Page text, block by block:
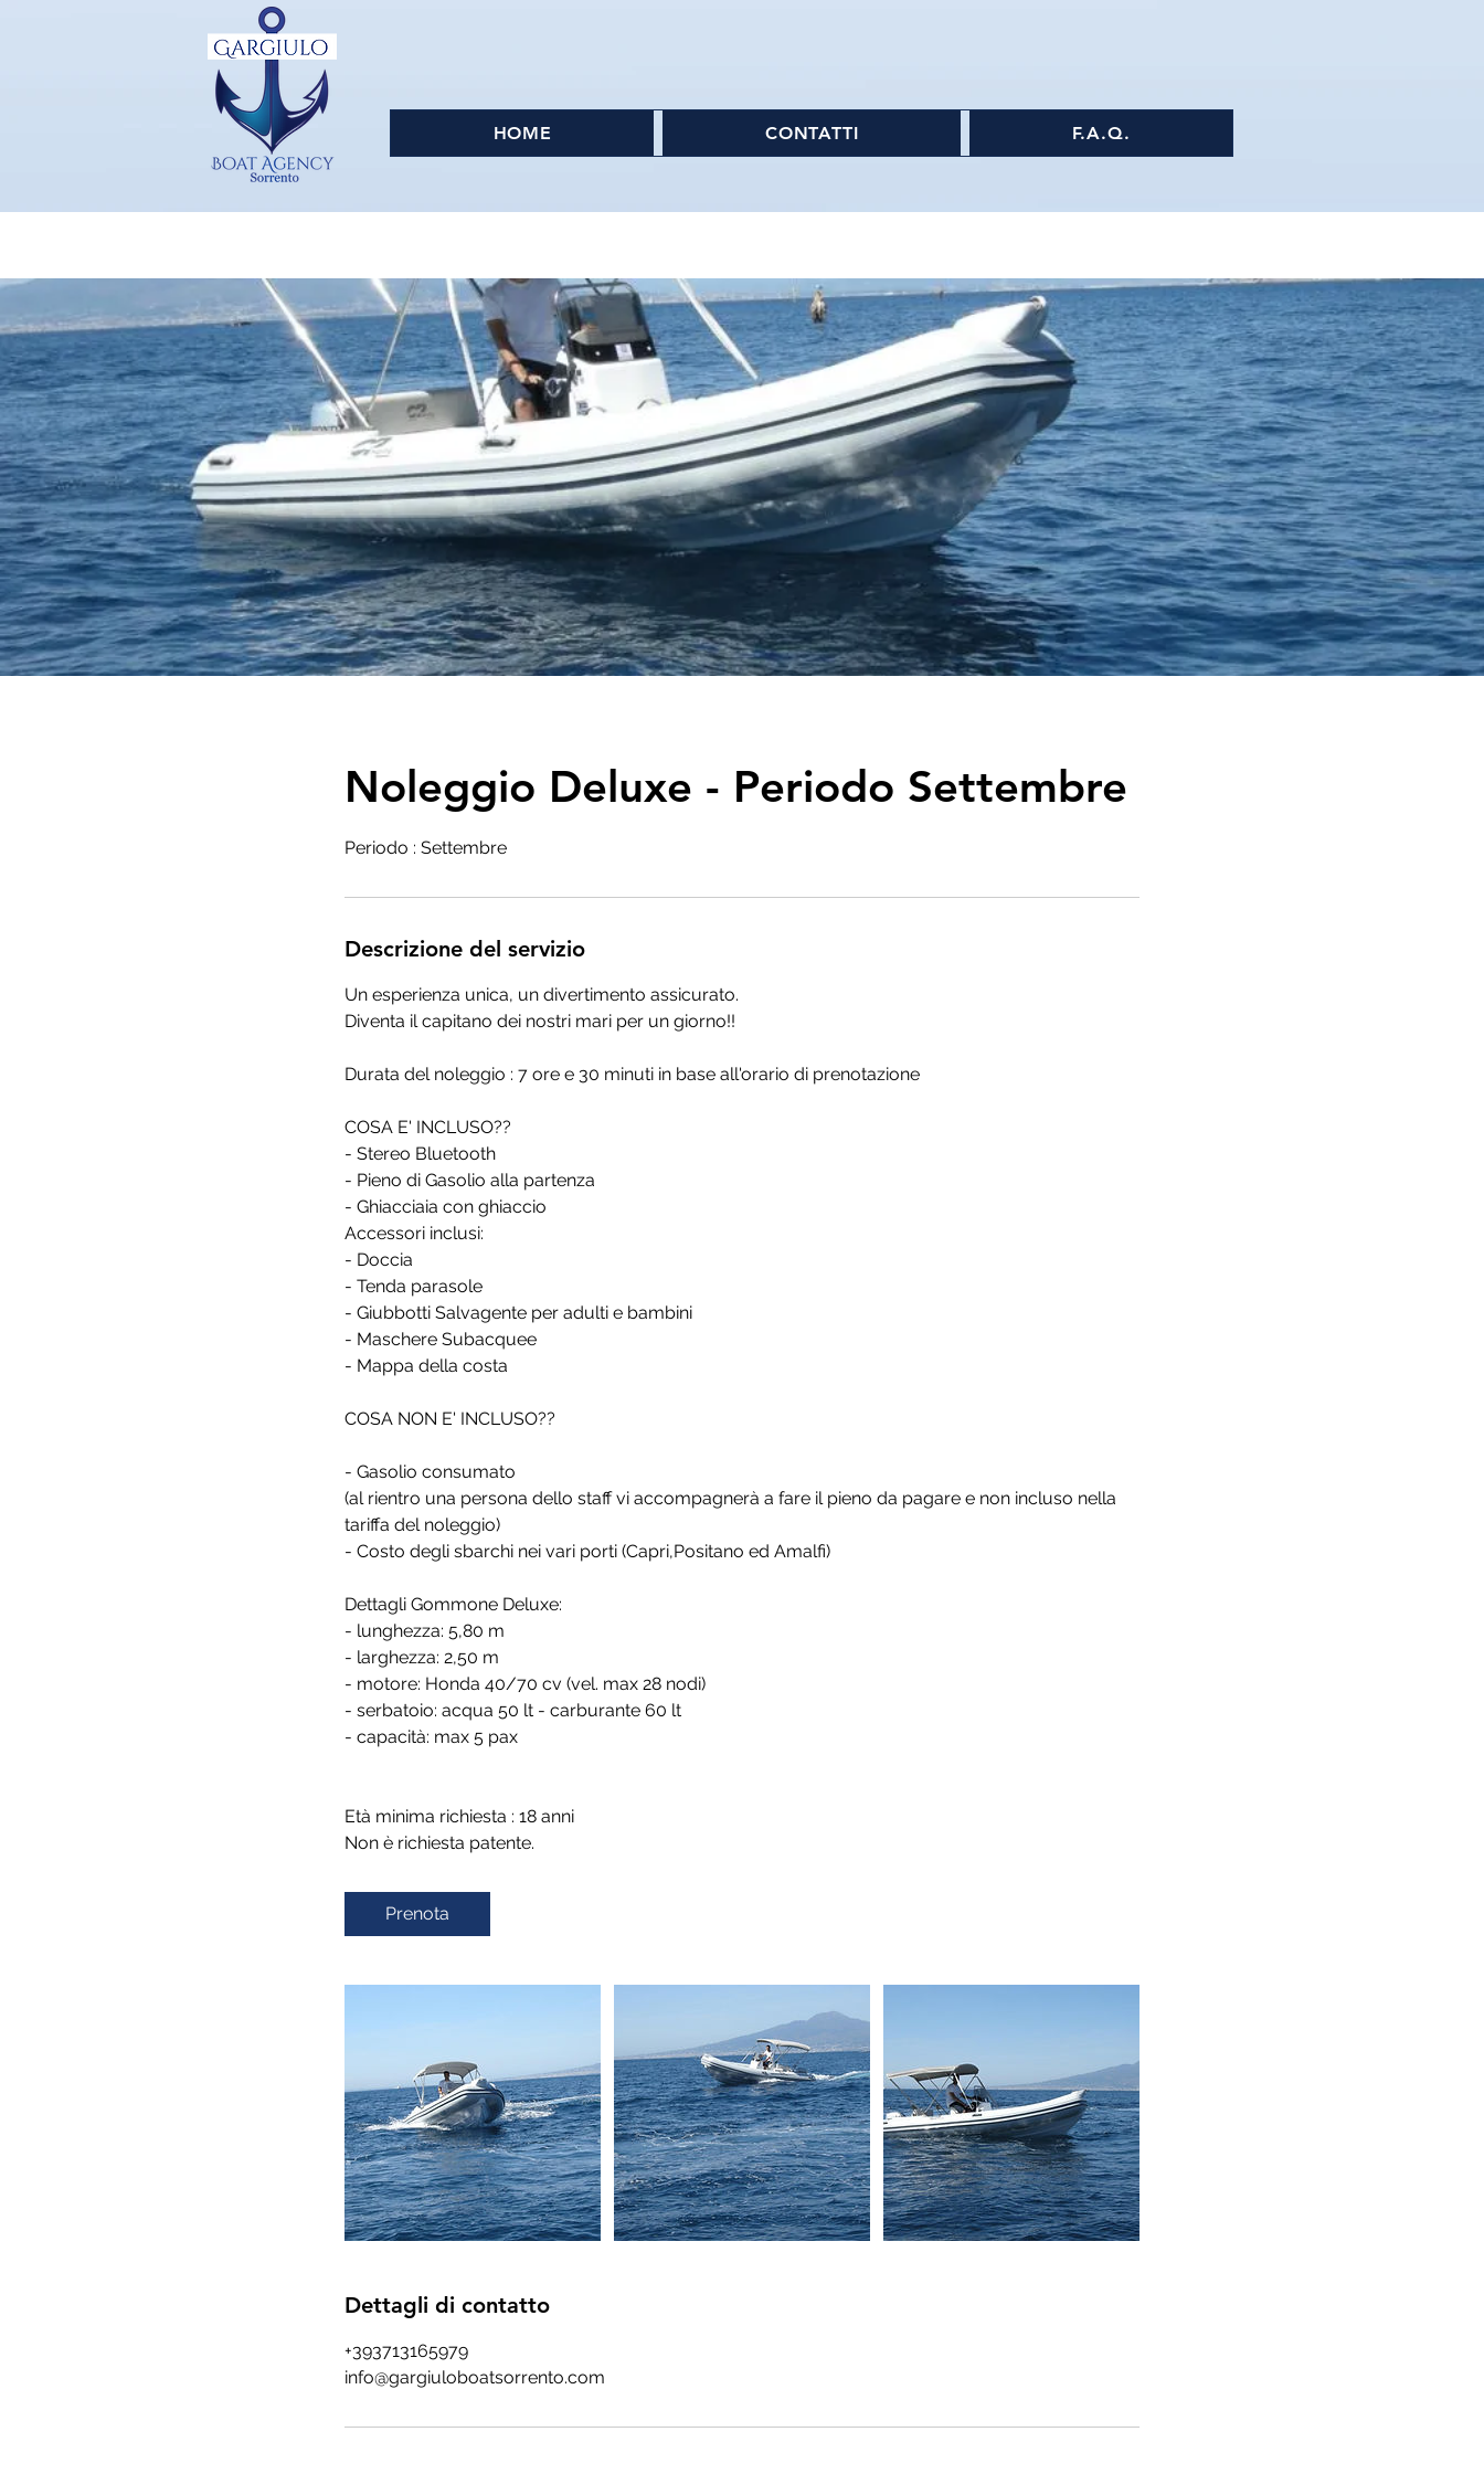
HOME CONTATTI F.A.Q.
Noleggio Deluxe - Periodo Settembre
Periodo : Settembre
Descrizione del servizio
Un esperienza unica, un divertimento assicurato.
Diventa il capitano dei nostri mari per un giorno!!
Durata del noleggio : 7 ore e 30 minuti in base all'orario di prenotazione
COSA E' INCLUSO??
- Stereo Bluetooth
- Pieno di Gasolio alla partenza
- Ghiacciaia con ghiaccio
Accessori inclusi:
- Doccia
- Tenda parasole
- Giubbotti Salvagente per adulti e bambini
- Maschere Subacquee
- Mappa della costa
COSA NON E' INCLUSO??
- Gasolio consumato
(al rientro una persona dello staff vi accompagnerà a fare il pieno da pagare e non incluso nella
tariffa del noleggio)
- Costo degli sbarchi nei vari porti (Capri,Positano ed Amalfi)
Dettagli Gommone Deluxe:
- lunghezza: 5,80 m
- larghezza: 2,50 m
- motore: Honda 40/70 cv (vel. max 28 nodi)
- serbatoio: acqua 50 lt - carburante 60 lt
- capacità: max 5 pax
Età minima richiesta : 18 anni
Prenota
Dettagli di contatto
+393713165979
info@gargiuloboatsorrento.com